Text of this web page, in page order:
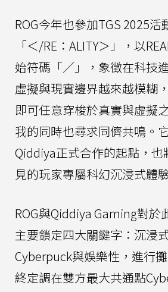
ROG今年也參加TGS 2025
「＜/RE：ALITY＞」，以
始符碼「／」，象徵在科技
虛擬與現實邊界越來越模糊
即可任意穿梭於真實與虛擬
我的同時也尋求同儕共鳴。
Qiddiya正式合作的起點，也
見的玩家專屬科幻沉浸式體
ROG與Qiddiya Gaming對於
主要鎖定四大關鍵字：沉浸
Cyberpuck與娛樂性，進行
終定調在雙方最大共通點